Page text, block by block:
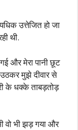
उत्तेजित हो जा
थी.
और मेरा पानी छूट
मुझे दीवार से
के धक्के ताबड़तोड़
वो भी झड़ गया और